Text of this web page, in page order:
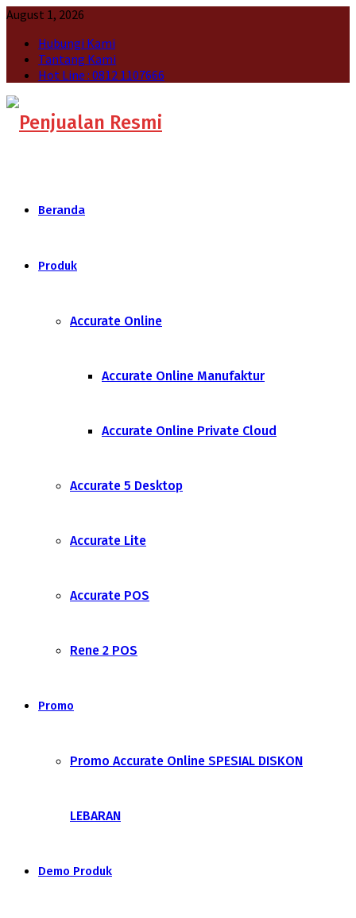
August 1, 2026
Hubungi Kami
Tantang Kami
Hot Line : 0812 1107666
Beranda
Produk
Accurate Online
Accurate Online Manufaktur
Accurate Online Private Cloud
Accurate 5 Desktop
Accurate Lite
Accurate POS
Rene 2 POS
Promo
Promo Accurate Online SPESIAL DISKON
LEBARAN
Demo Produk